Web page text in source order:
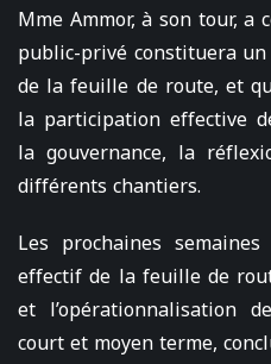
Mme Ammor, à son tour,
public-privé constituera
de la feuille de route, et
la participation effective
la gouvernance, la
différents chantiers.
Les prochaines
effectif de la feuille de
et l’opérationnalisation
court et moyen terme,